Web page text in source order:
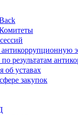
результатам
об уставах
закупок